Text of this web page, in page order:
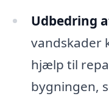
Udbedring
vandskader
hjælp til
bygningen,